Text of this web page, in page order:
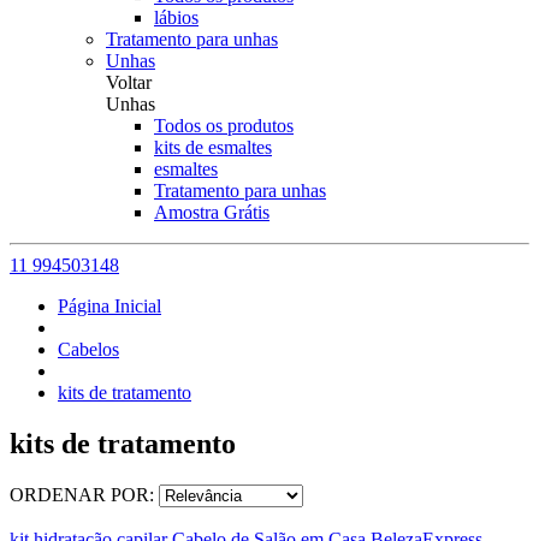
lábios
Tratamento para unhas
Unhas
Voltar
Unhas
Todos os produtos
kits de esmaltes
esmaltes
Tratamento para unhas
Amostra Grátis
11 994503148
Página Inicial
Cabelos
kits de tratamento
kits de tratamento
ORDENAR POR: